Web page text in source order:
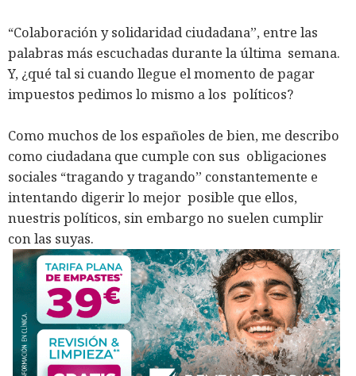
“Colaboración y solidaridad ciudadana”, entre las
palabras más escuchadas durante la última semana.
Y, ¿qué tal si cuando llegue el momento de pagar
impuestos pedimos lo mismo a los políticos?
Como muchos de los españoles de bien, me describo
como ciudadana que cumple con sus obligaciones
sociales “tragando y tragando” constantemente e
intentando digerir lo mejor posible que ellos,
nuestris políticos, sin embargo no suelen cumplir
con las suyas.